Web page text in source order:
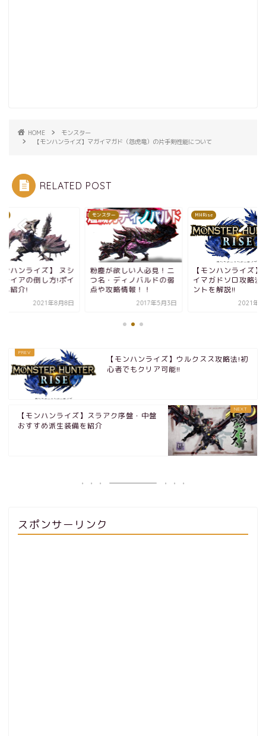
HOME
モンスター
【モンハンライズ】マガイマガド（怨虎竜）の片手剣性能について
RELATED POST
ンハンライズ】 ヌシ
レイアの倒し方!ポイ
も紹介!
2021年8月8日
モンスター
粉塵が欲しい人必見！二
つ名・ディノバルドの弱
点や攻略情報！！
2017年5月3日
MHRise
【モンハンライズ】
イマガドソロ攻略法
ントを解説!!
2021年8
【モンハンライズ】ウルクスス攻略法!初
心者でもクリア可能!!
【モンハンライズ】スラアク序盤・中盤
おすすめ派生装備を紹介
スポンサーリンク